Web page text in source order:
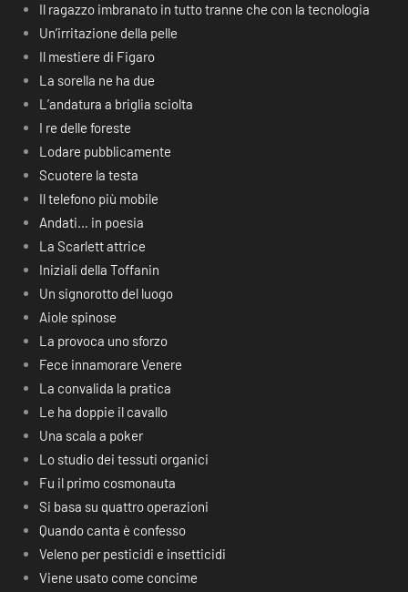
Il ragazzo imbranato in tutto tranne che con la tecnologia
Un’irritazione della pelle
Il mestiere di Figaro
La sorella ne ha due
L’andatura a briglia sciolta
I re delle foreste
Lodare pubblicamente
Scuotere la testa
Il telefono più mobile
Andati… in poesia
La Scarlett attrice
Iniziali della Toffanin
Un signorotto del luogo
Aiole spinose
La provoca uno sforzo
Fece innamorare Venere
La convalida la pratica
Le ha doppie il cavallo
Una scala a poker
Lo studio dei tessuti organici
Fu il primo cosmonauta
Si basa su quattro operazioni
Quando canta è confesso
Veleno per pesticidi e insetticidi
Viene usato come concime